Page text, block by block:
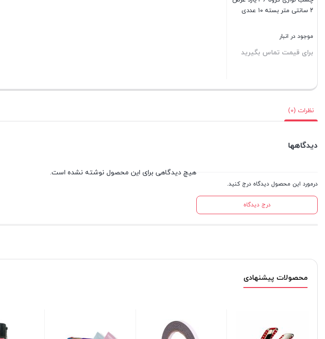
۲ سانتی متر بسته ۱۰ عددی
موجود در انبار
برای قیمت تماس بگیرید
بستن
نظرات (0)
دیدگاهها
درمورد این محصول دیدگاه درج کنید.
درج دیدگاه
هیچ دیدگاهی برای این محصول نوشته نشده است.
محصولات پیشنهادی